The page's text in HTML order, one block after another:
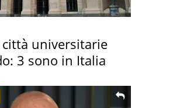
universitarie
3 sono in Italia